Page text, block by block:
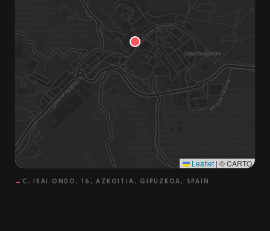
Leaflet | © CARTO
→ C. IBAI ONDO, 16, AZKOITIA, GIPUZKOA, SPAIN